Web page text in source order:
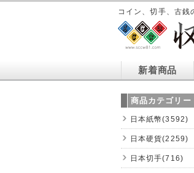
コイン、切手、古銭
新着商品
商品カテゴリー
日本紙幣(3592)
日本硬貨(2259)
日本切手(716)